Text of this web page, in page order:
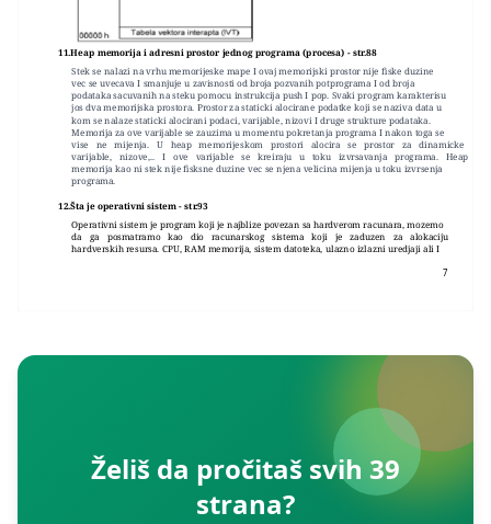
11.Heap memorija i adresni prostor jednog programa (procesa) - str.88
Stek se nalazi na vrhu memorijeske mape I ovaj memorijski prostor nije fiske duzine
vec se uvecava I smanjuje u zavisnosti od broja pozvanih potprograma I od broja
podataka sacuvanih na steku pomocu instrukcija push I pop. Svaki program karakterisu
jos dva memorijska prostora. Prostor za staticki alocirane podatke koji se naziva data u
kom se nalaze staticki alocirani podaci, varijable, nizovi I druge strukture podataka.
Memorija za ove varijable se zauzima u momentu pokretanja programa I nakon toga se
vise ne mijenja. U heap memorijeskom prostori alocira se prostor za dinamicke
varijable, nizove,.. I ove varijable se kreiraju u toku izvrsavanja programa. Heap
memorija kao ni stek nije fisksne duzine vec se njena velicina mijenja u toku izvrsenja
programa.
12.Šta je operativni sistem - str.93
Operativni sistem je program koji je najblize povezan sa hardverom racunara, mozemo
da ga posmatramo kao dio racunarskog sistema koji je zaduzen za alokaciju
hardverskih resursa. CPU, RAM memorija, sistem datoteka, ulazno izlazni uredjaji ali I
7
Želiš da pročitaš svih 39
strana?